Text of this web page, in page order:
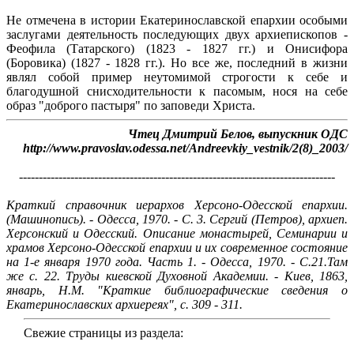
Не отмечена в истории Екатеринославской епархии особыми
заслугами деятельность последующих двух архиепископов -
Феофила (Татарского) (1823 - 1827 гг.) и Онисифора
(Боровика) (1827 - 1828 гг.). Но все же, последний в жизни
являл собой пример неутомимой строгости к себе и
благодушной снисходительности к пасомым, нося на себе
образ "доброго пастыря" по заповеди Христа.
Чтец Дмитрий Белов, выпускник ОДС
http://www.pravoslav.odessa.net/Andreevkiy_vestnik/2(8)_2003/
--------------------------------------------------------------------------------
Краткий справочник иерархов Херсоно-Одесской епархии.
(Машинопись). - Одесса, 1970. - С. 3. Сергий (Петров), архиеп.
Херсонский и Одесский. Описание монастырей, Семинарии и
храмов Херсоно-Одесской епархии и их современное состояние
на 1-е января 1970 года. Часть 1. - Одесса, 1970. - С.21.Там
же с. 22. Труды киевской Духовной Академии. - Киев, 1863,
январь, Н.М. "Краткие библиографические сведения о
Екатеринославских архиереях", с. 309 - 311.
Свежие страницы из раздела: